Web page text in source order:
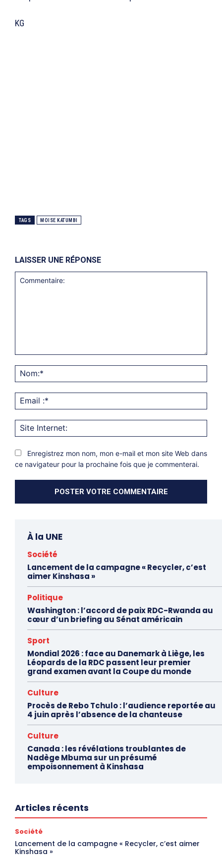
KG
TAGS MOISE KATUMBI
LAISSER UNE RÉPONSE
:*
Enregistrez mon nom, mon e-mail et mon site Web dans
ce navigateur pour la prochaine fois que je commenterai.
À la UNE
Société
Lancement de la campagne « Recycler, c’est
aimer Kinshasa »
Politique
Washington : l’accord de paix RDC-Rwanda au
cœur d’un briefing au Sénat américain
Sport
Mondial 2026 : face au Danemark à Liège, les
Léopards de la RDC passent leur premier
grand examen avant la Coupe du monde
Culture
Procès de Rebo Tchulo : l’audience reportée au
4 juin après l’absence de la chanteuse
Culture
Canada : les révélations troublantes de
Nadège Mbuma sur un présumé
empoisonnement à Kinshasa
Articles récents
Société
Lancement de la campagne « Recycler, c’est aimer
Kinshasa »